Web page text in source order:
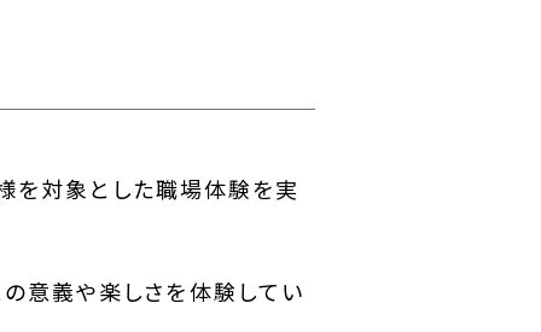
を対象とした職場体験を実
意義や楽しさを体験してい